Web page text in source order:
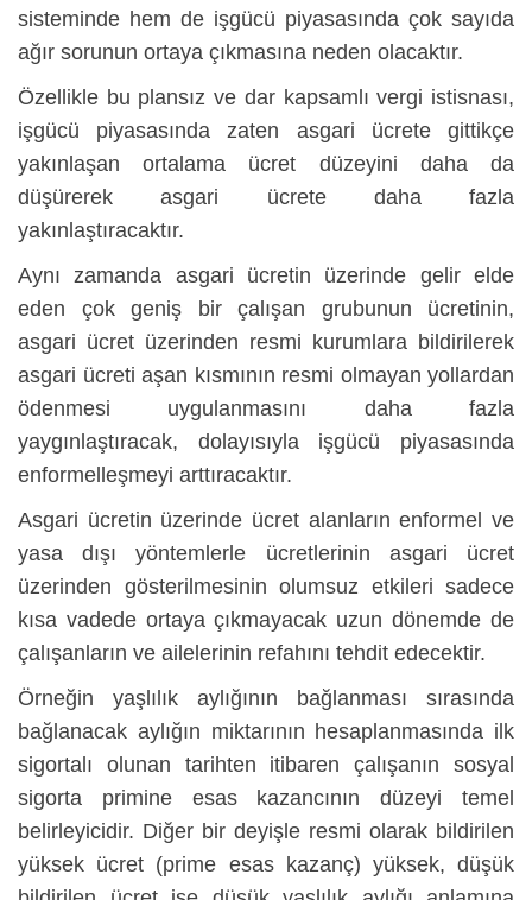
sisteminde hem de işgücü piyasasında çok sayıda
ağır sorunun ortaya çıkmasına neden olacaktır.
Özellikle bu plansız ve dar kapsamlı vergi istisnası,
işgücü piyasasında zaten asgari ücrete gittikçe
yakınlaşan ortalama ücret düzeyini daha da
düşürerek asgari ücrete daha fazla
yakınlaştıracaktır.
Aynı zamanda asgari ücretin üzerinde gelir elde
eden çok geniş bir çalışan grubunun ücretinin,
asgari ücret üzerinden resmi kurumlara bildirilerek
asgari ücreti aşan kısmının resmi olmayan yollardan
ödenmesi uygulanmasını daha fazla
yaygınlaştıracak, dolayısıyla işgücü piyasasında
enformelleşmeyi arttıracaktır.
Asgari ücretin üzerinde ücret alanların enformel ve
yasa dışı yöntemlerle ücretlerinin asgari ücret
üzerinden gösterilmesinin olumsuz etkileri sadece
kısa vadede ortaya çıkmayacak uzun dönemde de
çalışanların ve ailelerinin refahını tehdit edecektir.
Örneğin yaşlılık aylığının bağlanması sırasında
bağlanacak aylığın miktarının hesaplanmasında ilk
sigortalı olunan tarihten itibaren çalışanın sosyal
sigorta primine esas kazancının düzeyi temel
belirleyicidir. Diğer bir deyişle resmi olarak bildirilen
yüksek ücret (prime esas kazanç) yüksek, düşük